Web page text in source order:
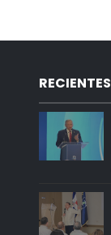
RECIENTES